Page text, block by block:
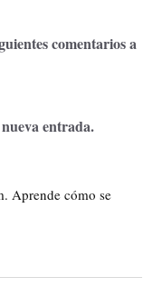
comentarios a
entrada.
Aprende cómo se